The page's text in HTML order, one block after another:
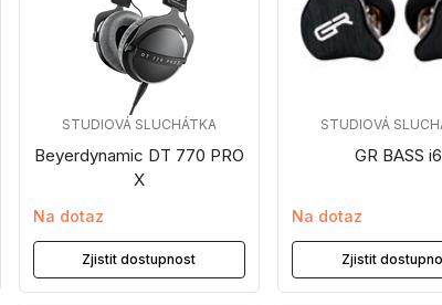
Beyerdynamic DT 770 PRO
X
STUDIOVÁ SLUCHÁTKA
Na dotaz
Zjistit dostupnost
GR BASS i6
STUDIOVÁ
Na dotaz
Zjistit